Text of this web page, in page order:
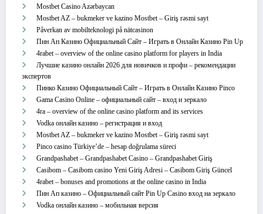
Mostbet Casino Azərbaycan
Mostbet AZ – bukmeker ve kazino Mostbet – Giriş rəsmi sayt
Påverkan av mobilteknologi på nätcasinon
Пин Ап Казино Официальный Сайт – Играть в Онлайн Казино Pin Up
4rabet – overview of the online casino platform for players in India
Лучшие казино онлайн 2026 для новичков и профи – рекомендации
экспертов
Пинко Казино Официальный Сайт – Играть в Онлайн Казино Pinco
Gama Casino Online – официальный сайт – вход и зеркало
4ra – overview of the online casino platform and its services
Vodka онлайн казино – регистрация и вход
Mostbet AZ – bukmeker ve kazino Mostbet – Giriş rəsmi sayt
Pinco casino Türkiye’de – hesap doğrulama süreci
Grandpashabet – Grandpashabet Casino – Grandpashabet Giriş
Casibom – Casibom casino Yeni Giriş Adresi – Casibom Giriş Güncel
4rabet – bonuses and promotions at the online casino in India
Пин Ап казино – Официальный сайт Pin Up Casino вход на зеркало
Vodka онлайн казино – мобильная версия